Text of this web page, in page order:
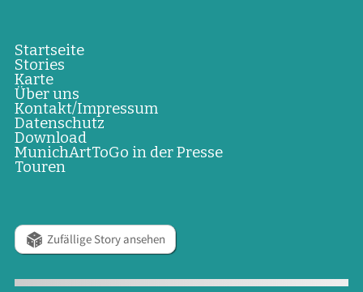
Startseite
Stories
Karte
Über uns
Kontakt/Impressum
Datenschutz
Download
MunichArtToGo in der Presse
Touren
Zufällige Story ansehen